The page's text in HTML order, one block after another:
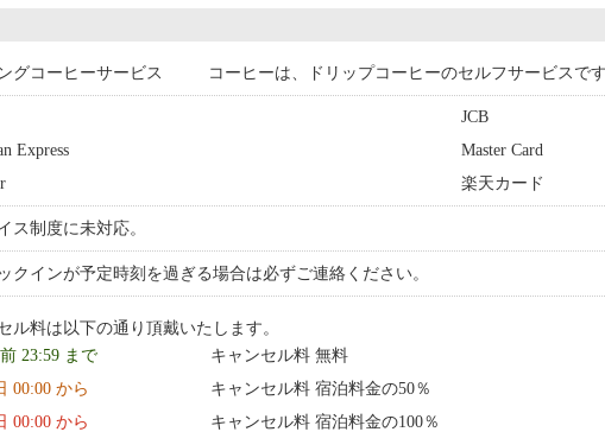
グコーヒーサービス コーヒーは、ドリップコーヒーのセルフサービスで
JCB
Express
Master Card
楽天カード
ス制度に未対応。
クインが予定時刻を過ぎる場合は必ずご連絡ください。
ル料は以下の通り頂戴いたします。
23:59 まで
キャンセル料 無料
00:00 から
キャンセル料 宿泊料金の50％
00:00 から
キャンセル料 宿泊料金の100％